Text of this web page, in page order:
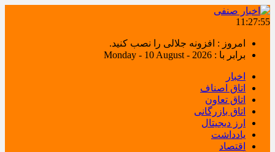
11:27:55
امروز : افزونه جلالی را نصب کنید.
برابر با : Monday - 10 August - 2026
اخبار
اتاق اصناف
اتاق تعاون
اتاق بازرگانی
ارز دیجیتال
یادداشت
اقتصاد